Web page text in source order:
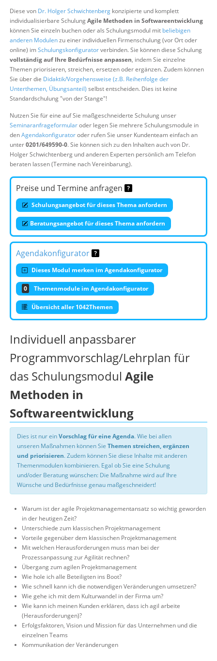
Suche
Diese von Dr. Holger Schwichtenberg konzipierte und komplett
individualisierbare SchulungAgile Methoden in Softwareentwicklung
können Sie einzeln buchen oder als Schulungsmodul mit beliebigen
anderen Modulenzu einer individuellen Firmenschulung (vor Ort oder
online) imSchulungskonfiguratorverbinden. Sie können diese Schulung
vollständig auf Ihre Bedürfnisse anpassen, indem Sie einzelne
Themen priorisieren, streichen, ersetzen oder ergänzen. Zudem können
Sie über die Didaktik/Vorgehensweise (z.B. Reihenfolge der
Unterthemen, Übungsanteil) selbst entscheiden. Dies ist keine
Standardschulung "von der Stange"!
Nutzen Sie für eine auf Sie maßgeschneiderte Schulung unser
Seminaranfrageformularoder legen Sie mehrere Schulungsmodule in
denAgendakonfiguratoroder rufen Sie unser Kundenteam einfach an
unter0201/649590-0. Sie können sich zu den Inhalten auch von Dr.
Holger Schwichtenberg und anderen Experten persönlich am Telefon
beraten lassen (Termine nach Vereinbarung).
Preise und Termine anfragen
Schulungsangebot für dieses Thema anfordern
Beratungsangebot für dieses Thema anfordern
Agendakonfigurator
Dieses Modul merken im Agendakonfigurator
0 Themenmodule im Agendakonfigurator
Übersicht aller 1042Themen
Individuell anpassbarer
Programmvorschlag/Lehrplan für
das Schulungsmodul Agile
Methoden in
Softwareentwicklung
Dies ist nur einVorschlag für eine Agenda. Wie bei allen
unseren Maßnahmen können Sie Themen streichen, ergänzen
und priorisieren. Zudem können Sie diese Inhalte mit anderen
Themenmodulen kombinieren. Egal ob Sie eine Schulung
und/oder Beratung wünschen: Die Maßnahme wird auf Ihre
Wünsche und Bedürfnisse genau maßgeschneidert!
Warum ist der agile Projektmanagementansatz so wichtig geworden
in der heutigen Zeit?
Unterschiede zum klassischen Projektmanagement
Vorteile gegenüber dem klassischen Projektmanagement
Mit welchen Herausforderungen muss man bei der
Prozessanpassung zur Agilität rechnen?
Übergang zum agilen Projektmanagement
Wie hole ich alle Beteiligten ins Boot?
Wie schnell kann ich die notwendigen Veränderungen umsetzen?
Wie gehe ich mit dem Kulturwandel in der Firma um?
Wie kann ich meinen Kunden erklären, dass ich agil arbeite
(Herausforderungen)?
Erfolgsfaktoren, Vision und Mission für das Unternehmen und die
einzelnen Teams
Kommunikation der Veränderungen